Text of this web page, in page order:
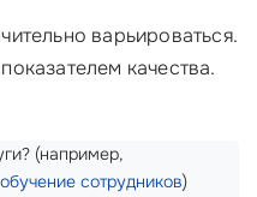
варьироваться.
качества.
(например,
обучение сотрудников)